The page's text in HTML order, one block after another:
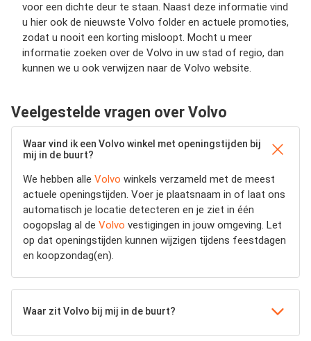
voor een dichte deur te staan. Naast deze informatie vind
u hier ook de nieuwste Volvo folder en actuele promoties,
zodat u nooit een korting misloopt. Mocht u meer
informatie zoeken over de Volvo in uw stad of regio, dan
kunnen we u ook verwijzen naar de Volvo website.
Veelgestelde vragen over Volvo
Waar vind ik een Volvo winkel met openingstijden bij
mij in de buurt?
We hebben alle Volvo winkels verzameld met de meest
actuele openingstijden. Voer je plaatsnaam in of laat ons
automatisch je locatie detecteren en je ziet in één
oogopslag al de Volvo vestigingen in jouw omgeving. Let
op dat openingstijden kunnen wijzigen tijdens feestdagen
en koopzondag(en).
Waar zit Volvo bij mij in de buurt?